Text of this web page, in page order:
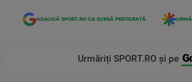
ADAUGĂ SPORT.RO CA SURSĂ PREFERATĂ
Urmăriți SPORT.RO și pe